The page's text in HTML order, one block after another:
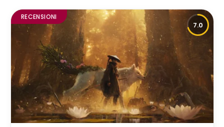
7.0
RECENSIONI